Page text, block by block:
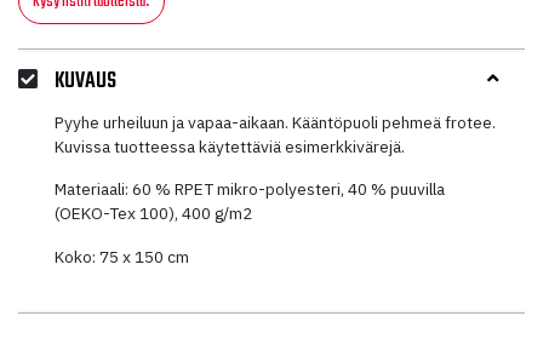
KUVAUS
Pyyhe urheiluun ja vapaa-aikaan. Kääntöpuoli pehmeä frotee.
Kuvissa tuotteessa käytettäviä esimerkkivärejä.
Materiaali: 60 % RPET mikro-polyesteri, 40 % puuvilla
(OEKO-Tex 100), 400 g/m2
Koko: 75 x 150 cm